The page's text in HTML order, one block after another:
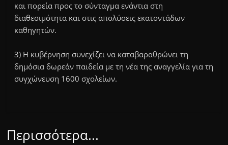
και πορεία προς το σύνταγμα ενάντια στη
διαθεσιμότητα και στις απολύσεις εκατοντάδων
καθηγητών.
3) Η κυβέρνηση συνεχίζει να καταβαραθρώνει τη
δημόσια δωρεάν παιδεία με τη νέα της αναγγελία για τη
συγχώνευση 1600 σχολείων.
Περισσότερα...